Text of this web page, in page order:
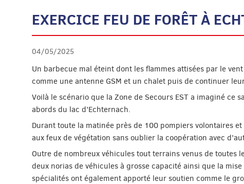
EXERCICE FEU DE FORÊT À
04/05/2025
Un barbecue mal éteint dont les flammes attisées par le
comme une antenne GSM et un chalet puis de continuer
Voilà le scénario que la Zone de Secours EST a imaginé
abords du lac d’Echternach.
Durant toute la matinée près de 100 pompiers volontaires
aux feux de végétation sans oublier la coopération avec
Outre de nombreux véhicules tout terrains venus de toutes
deux norias de véhicules à grosse capacité ainsi que la
spécialités ont également apporté leur soutien comme le